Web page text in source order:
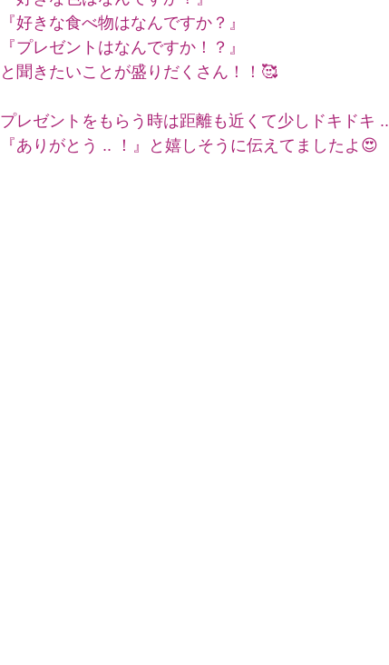
『好きな食べ物はなんですか？』
『プレゼントはなんですか！？』
と聞きたいことが盛りだくさん！！🥰
プレゼントをもらう時は距離も近くて少しドキドキ ..
『ありがとう .. ！』と嬉しそうに伝えてましたよ😍